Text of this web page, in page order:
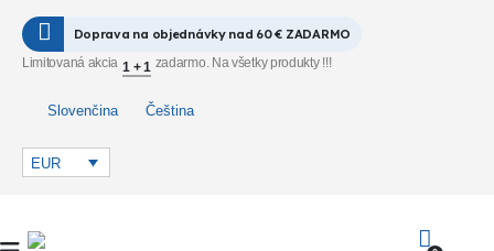
Doprava na objednávky nad 60 € ZADARMO
Limitovaná akcia 1 + 1 zadarmo. Na všetky produkty !!!
Slovenčina Čeština
EUR